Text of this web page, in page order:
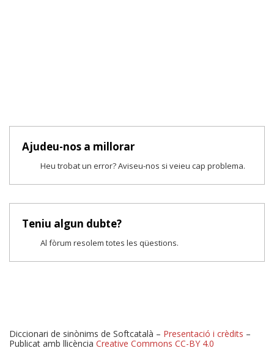
Ajudeu-nos a millorar
Heu trobat un error? Aviseu-nos si veieu cap problema.
Teniu algun dubte?
Al fòrum resolem totes les qüestions.
Diccionari de sinònims de Softcatalà – Presentació i crèdits –
Publicat amb llicència Creative Commons CC-BY 4.0